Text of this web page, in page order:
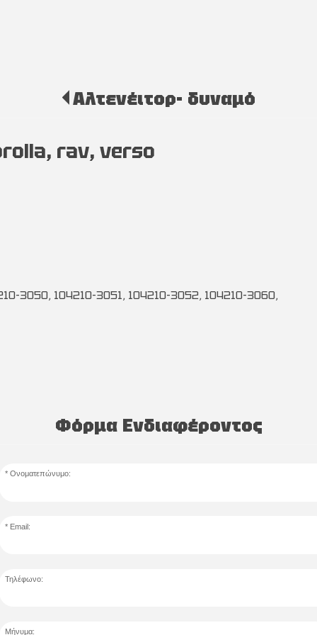
Αλτενέιτορ- δυναμό
rav, verso
3050, 104210-3051, 104210-3052, 104210-3060,
Φόρμα Ενδιαφέροντος
Ονοματεπώνυμο:
Email:
Τηλέφωνο:
Μήνυμα: